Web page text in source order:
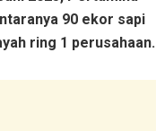
90 ekor sapi
ring 1 perusahaan.